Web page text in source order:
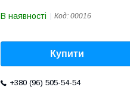
В наявності Код: 00016
Купити
+380 (96) 505-54-54